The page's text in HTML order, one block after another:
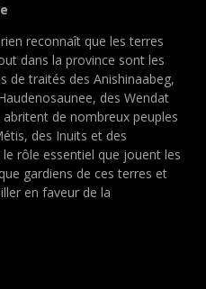
reconnaît que les terres
dans la province sont les
de traités des Anishinaabeg,
des Wendat
de nombreux peuples
des Inuits et des
rôle essentiel que jouent les
gardiens de ces terres et
en faveur de la